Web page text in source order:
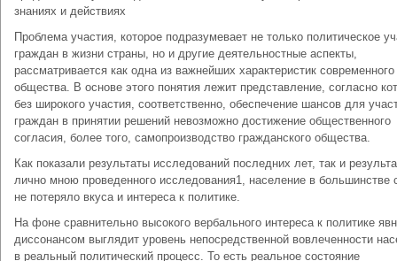
знаниях и действиях
Проблема участия, которое подразумевает не только политическое
граждан в жизни страны, но и другие деятельностные аспекты,
рассматривается как одна из важнейших характеристик современного
общества. В основе этого понятия лежит представление, согласно
без широкого участия, соответственно, обеспечение шансов для
граждан в принятии решений невозможно достижение общественного
согласия, более того, самопроизводство гражданского общества.
Как показали результаты исследований последних лет, так и
лично мною проведенного исследования1, население в большинстве
не потеряло вкуса и интереса к политике.
На фоне сравнительно высокого вербального интереса к политике
диссонансом выглядит уровень непосредственной вовлеченности
в реальный политический процесс. То есть реальное состояние